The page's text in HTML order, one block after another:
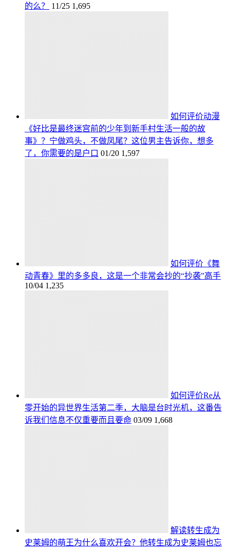
的么？ 11/25 1,695
如何评价动漫
《好比是最终迷宫前的少年到新手村生活一般的故
事》？宁做鸡头，不做凤尾？这位男主告诉你，想多
了，你需要的是户口 01/20 1,597
如何评价《舞
动青春》里的多多良，这是一个非常会抄的“抄袭”高手
10/04 1,235
如何评价Re从
零开始的异世界生活第二季，大脑是台时光机，这番告
诉我们信息不仅重要而且要命 03/09 1,668
解读转生成为
史莱姆的萌王为什么喜欢开会？他转生成为史莱姆也忘